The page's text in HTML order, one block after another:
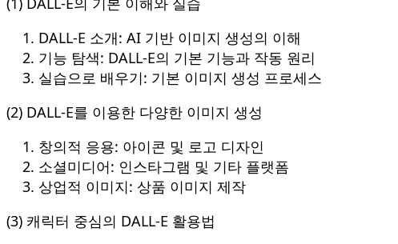
DALL-E 소개: AI 기반 이미지 생성의 이해
기능 탐색: DALL-E의 기본 기능과 작동 원리
실습으로 배우기: 기본 이미지 생성 프로세스
(2) DALL-E를 이용한 다양한 이미지 생성
창의적 응용: 아이콘 및 로고 디자인
소셜미디어: 인스타그램 및 기타 플랫폼
상업적 이미지: 상품 이미지 제작
(3) 캐릭터 중심의 DALL-E 활용법